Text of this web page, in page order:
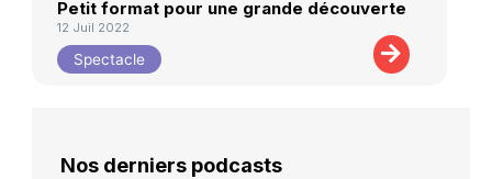
Petit format pour une grande découverte
12 Juil 2022
Spectacle
Nos derniers podcasts